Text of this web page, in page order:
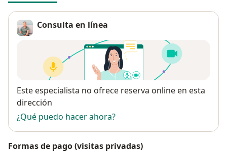
Consulta en línea
Disponibilidad
Este especialista no ofrece reserva online en esta
dirección
¿Qué puedo hacer ahora?
Formas de pago (visitas privadas)